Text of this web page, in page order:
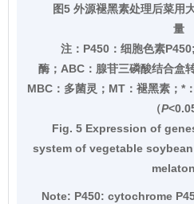
图5 外源褪黑素处理后菜用
量
注： P450：细胞色素
酶；ABC：腺苷三磷酸结合盒
MBC：多菌灵；MT：褪黑素；*
（P
Fig. 5 Expression of
system of vegetable
Note: P450: cytochrome